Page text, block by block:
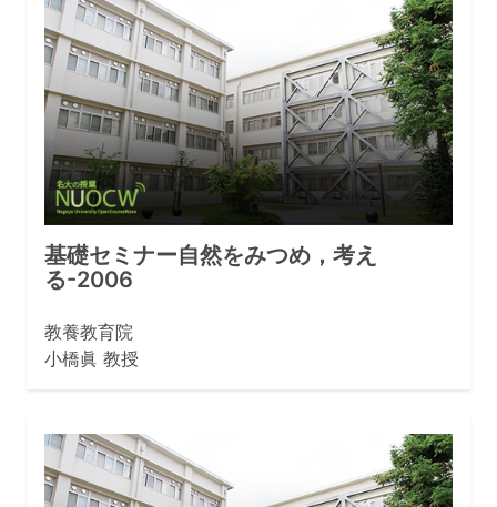
基礎セミナー自然をみつめ，考え
る-2006
教養教育院
小橋眞 教授